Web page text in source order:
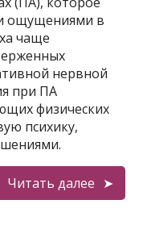
ощущениями в
чаще
нервной
при ПА
физических
психику,
Читать далее